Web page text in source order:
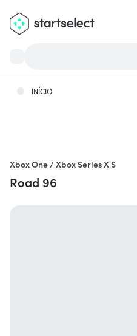
INÍCIO
Xbox One / Xbox Series X|S
Road 96